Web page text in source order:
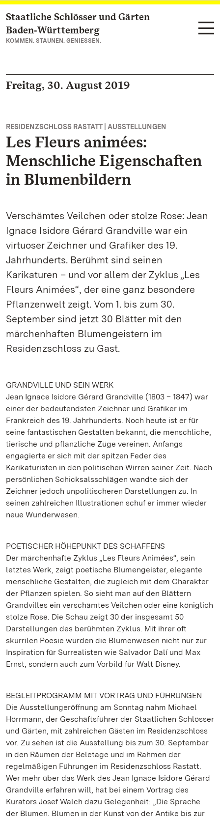
Zum Hauptinhalt springen
Staatliche Schlösser und Gärten
Baden‑Württemberg
KOMMEN. STAUNEN. GENIESSEN.
Freitag, 30. August 2019
RESIDENZSCHLOSS RASTATT | AUSSTELLUNGEN
Les Fleurs animées:
Menschliche Eigenschaften
in Blumenbildern
Verschämtes Veilchen oder stolze Rose: Jean
Ignace Isidore Gérard Grandville war ein
virtuoser Zeichner und Grafiker des 19.
Jahrhunderts. Berühmt sind seinen
Karikaturen – und vor allem der Zyklus „Les
Fleurs Animées“, der eine ganz besondere
Pflanzenwelt zeigt. Vom 1. bis zum 30.
September sind jetzt 30 Blätter mit den
märchenhaften Blumengeistern im
Residenzschloss zu Gast.
GRANDVILLE UND SEIN WERK
Jean Ignace Isidore Gérard Grandville (1803 – 1847) war
einer der bedeutendsten Zeichner und Grafiker im
Frankreich des 19. Jahrhunderts. Noch heute ist er für
seine fantastischen Gestalten bekannt, die menschliche,
tierische und pflanzliche Züge vereinen. Anfangs
engagierte er sich mit der spitzen Feder des
Karikaturisten in den politischen Wirren seiner Zeit. Nach
persönlichen Schicksalsschlägen wandte sich der
Zeichner jedoch unpolitischeren Darstellungen zu. In
seinen zahlreichen Illustrationen schuf er immer wieder
neue Wunderwesen.
POETISCHER HÖHEPUNKT DES SCHAFFENS
Der märchenhafte Zyklus „Les Fleurs Animées“, sein
letztes Werk, zeigt poetische Blumengeister, elegante
menschliche Gestalten, die zugleich mit dem Charakter
der Pflanzen spielen. So sieht man auf den Blättern
Grandvilles ein verschämtes Veilchen oder eine königlich
stolze Rose. Die Schau zeigt 30 der insgesamt 50
Darstellungen des berühmten Zyklus. Mit ihrer oft
skurrilen Poesie wurden die Blumenwesen nicht nur zur
Inspiration für Surrealisten wie Salvador Dalí und Max
Ernst, sondern auch zum Vorbild für Walt Disney.
BEGLEITPROGRAMM MIT VORTRAG UND FÜHRUNGEN
Die Ausstellungeröffnung am Sonntag nahm Michael
Hörrmann, der Geschäftsführer der Staatlichen Schlösser
und Gärten, mit zahlreichen Gästen im Residenzschloss
vor. Zu sehen ist die Ausstellung bis zum 30. September
in den Räumen der Beletage und im Rahmen der
regelmäßigen Führungen im Residenzschloss Rastatt.
Wer mehr über das Werk des Jean Ignace Isidore Gérard
Grandville erfahren will, hat bei einem Vortrag des
Kurators Josef Walch dazu Gelegenheit: „Die Sprache
der Blumen. Blumen in der Kunst von der Antike bis zur